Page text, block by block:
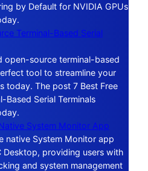
by Default for NVIDIA GPUs
Terminal-Based Serial
open-source terminal-based
tool to streamline your
today. The post 7 Best Free
Based Serial Terminals
System Monitor App
native System Monitor app
Desktop, providing users with
and system management